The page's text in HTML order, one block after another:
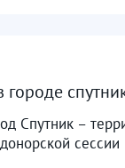
Спутник –